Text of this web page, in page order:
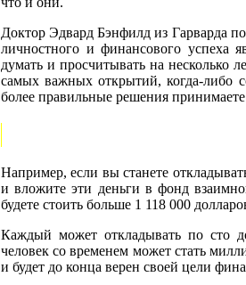
Доктор Эдвард Бэнфилд из Гарварда
личностного и финансового успеха
думать и просчитывать на несколько
самых важных открытий, когда-либо
более правильные решения
Например, если вы станете
и вложите эти деньги в фонд
будете стоить больше 1 118 000
Каждый может откладывать по сто
человек со временем может стать
и будет до конца верен своей цели